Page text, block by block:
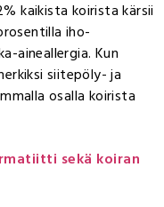
kaikista koirista kärsii
iho-
aineallergia. Kun
siitepöly- ja
osalla koirista
sekä koiran